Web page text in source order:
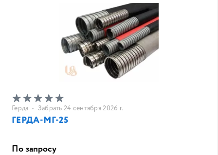
Герда • Забрать 24 сентября 2026 г.
ГЕРДА-МГ-25
По запросу